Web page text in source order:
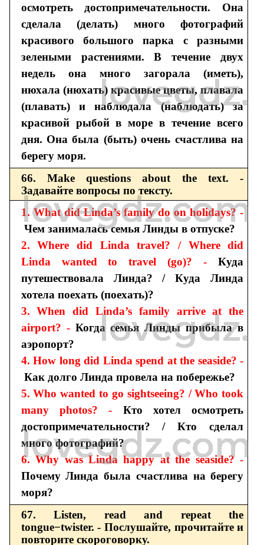
осмотреть достопримечательности. Она
сделала (делать) много фотографий
красивого большого парка с разными
зелеными растениями. В течение двух
недель она много загорала (иметь),
нюхала (нюхать) красивые цветы, плавала
(плавать) и наблюдала (наблюдать) за
красивой рыбой в море в течение всего
дня. Она была (быть) очень счастлива на
берегу моря.
66. Make questions about the text. -
Задавайте вопросы по тексту.
1. What did Linda’s family do on holidays? -
Чем занималась семья Линды в отпуске?
2. Where did Linda travel? / Where did
Linda wanted to travel (go)? -Куда
путешествовала Линда? / Куда Линда
хотела поехать (поехать)?
3. When did Linda’s family arrive at the
airport? - Когда семья Линды прибыла в
аэропорт?
4. How long did Linda spend at the seaside? -
Как долго Линда провела на побережье?
5. Who wanted to go sightseeing? / Who took
many photos? - Кто хотел осмотреть
достопримечательности? / Кто сделал
много фотографий?
6. Why was Linda happy at the seaside? -
Почему Линда была счастлива на берегу
моря?
67. Listen, read and repeat the
tongue−twister. - Послушайте, прочитайте и
повторите скороговорку.